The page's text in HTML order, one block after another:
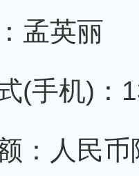
英丽
机)：
人民币